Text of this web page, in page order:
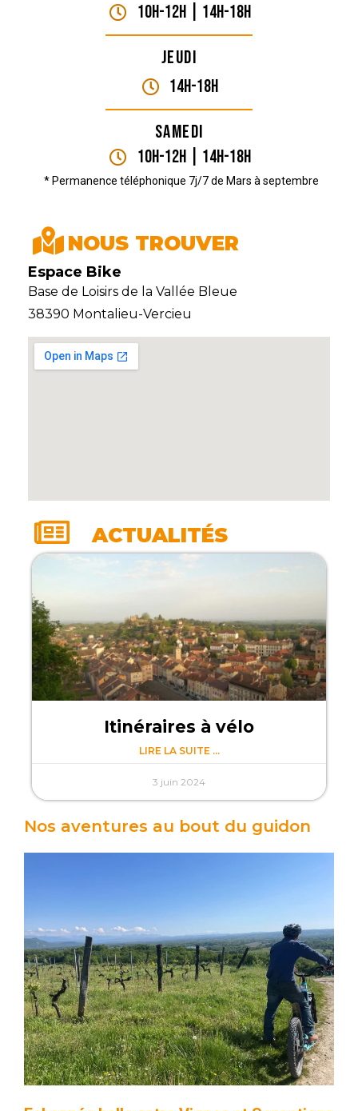
10H-12H | 14H-18h
Jeudi
14H-18h
Samedi
10H-12H | 14H-18h
* Permanence téléphonique 7j/7 de Mars à septembre
NOUS TROUVER
Espace Bike
Base de Loisirs de la Vallée Bleue
38390 Montalieu-Vercieu
ACTUALITÉS
Itinéraires à vélo
LIRE LA SUITE ...
3 juin 2024
Nos aventures au bout du guidon